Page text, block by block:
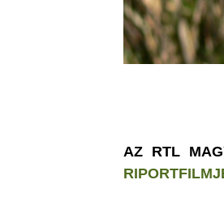
AZ RTL